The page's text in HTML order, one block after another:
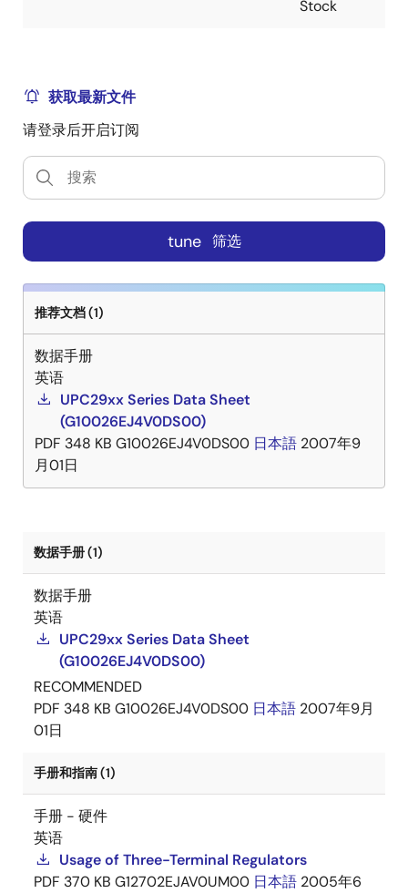
Stock
获取最新文件
请登录后开启订阅
tune 筛选
推荐文档 (1)
数据手册
英语
UPC29xx Series Data Sheet
(G10026EJ4V0DS00)
PDF 348 KB G10026EJ4V0DS00 日本語 2007年9
月01日
数据手册 (1)
数据手册
英语
UPC29xx Series Data Sheet
(G10026EJ4V0DS00)
RECOMMENDED
PDF 348 KB G10026EJ4V0DS00 日本語 2007年9月
01日
手册和指南 (1)
手册 - 硬件
英语
Usage of Three-Terminal Regulators
PDF 370 KB G12702EJAV0UM00 日本語 2005年6